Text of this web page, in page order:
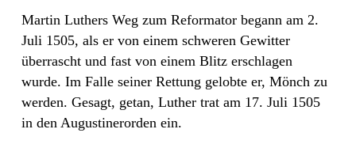
Martin Luthers Weg zum Reformator begann am 2.
Juli 1505, als er von einem schweren Gewitter
überrascht und fast von einem Blitz erschlagen
wurde. Im Falle seiner Rettung gelobte er, Mönch zu
werden. Gesagt, getan, Luther trat am 17. Juli 1505
in den Augustinerorden ein.